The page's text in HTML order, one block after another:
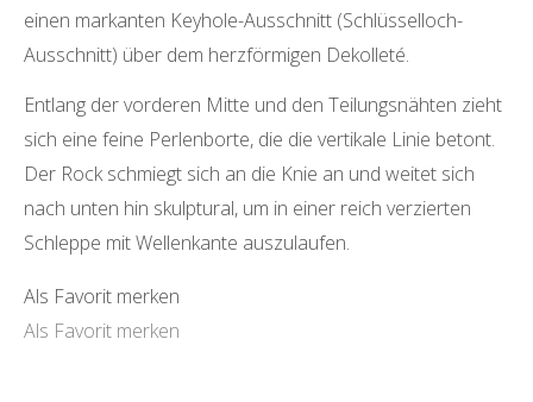
einen markanten Keyhole-Ausschnitt (Schlüsselloch-
Ausschnitt) über dem herzförmigen Dekolleté.
Entlang der vorderen Mitte und den Teilungsnähten zieht
sich eine feine Perlenborte, die die vertikale Linie betont.
Der Rock schmiegt sich an die Knie an und weitet sich
nach unten hin skulptural, um in einer reich verzierten
Schleppe mit Wellenkante auszulaufen.
Als Favorit merken
Als Favorit merken